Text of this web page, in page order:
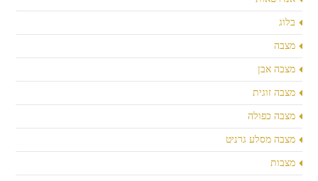
בלוג
מצבה
מצבה אבן
מצבה זוגית
מצבה כפולה
מצבה מסלע גרניט
מצבות